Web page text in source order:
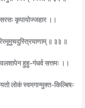
सरसः कृपायोज्जहार ।।
॥ ३३ ॥
हुहु-गंधर्व सत्तमः ।।
लोकं स्वमगान्मुक्त-किल्बिषः